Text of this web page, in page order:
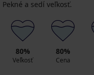
Pekné a sedí veľkosť.
80%
Veľkosť
80%
Cena